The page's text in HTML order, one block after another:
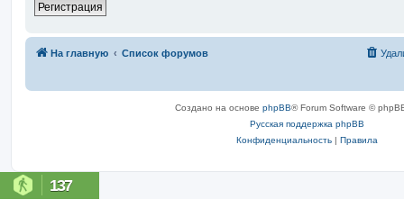
Регистрация
На главную Список форумов
Создано на основе phpBB® Forum Software ©
Русская поддержка phpBB
Конфиденциальность | Правила
137